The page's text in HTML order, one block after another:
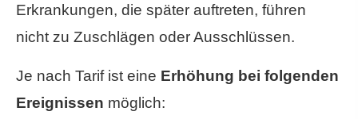
Erkrankungen, die später auftreten, führen
nicht zu Zuschlägen oder Ausschlüssen.
Je nach Tarif ist eine Erhöhung bei folgenden
Ereignissen möglich: